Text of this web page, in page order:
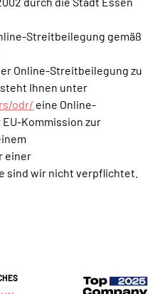
Streitbeilegung gemäß
Online-Streitbeilegung zu
Ihnen unter
odr/ eine Online-
Kommission zur
einer
sind wir nicht verpflichtet.